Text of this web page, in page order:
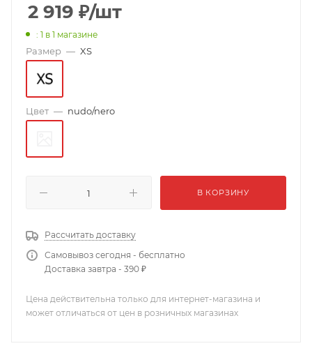
2 919 ₽/шт
: 1 в 1 магазине
Размер — XS
Цвет — nudo/nero
В КОРЗИНУ
Рассчитать доставку
Самовывоз сегодня - бесплатно
Доставка завтра - 390 ₽
Цена действительна только для интернет-магазина и
может отличаться от цен в розничных магазинах